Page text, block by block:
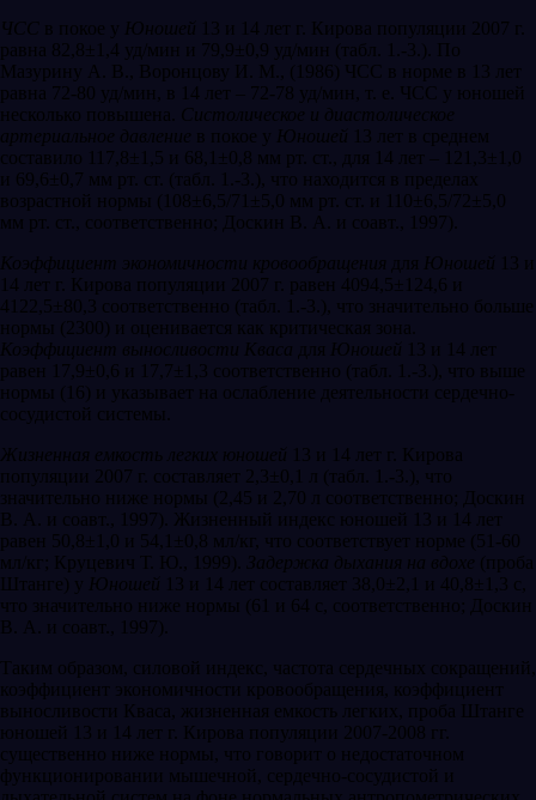
ЧСС
в покое у Юношей 13 и 14 лет г. Кирова популяции 2007 г.
равна 82,8±1,4 уд/мин и 79,9±0,9 уд/мин (табл. 1.-3.). По
Мазурину А. В., Воронцову И. М., (1986) ЧСС в норме в 13 лет
равна 72-80 уд/мин, в 14 лет – 72-78 уд/мин, т. е. ЧСС у юношей
несколько повышена. Систолическое и диастолическое
артериальное давление в покое у Юношей 13 лет в среднем
составило 117,8±1,5 и 68,1±0,8 мм рт. ст., для 14 лет – 121,3±1,0
и 69,6±0,7 мм рт. ст. (табл. 1.-3.), что находится в пределах
возрастной нормы (108±6,5/71±5,0 мм рт. ст. и 110±6,5/72±5,0
мм рт. ст., соответственно; Доскин В. А. и соавт., 1997).
Коэффициент экономичности кровообращения для Юношей 13 и
14 лет г. Кирова популяции 2007 г. равен 4094,5±124,6 и
4122,5±80,3 соответственно (табл. 1.-3.), что значительно больше
нормы (2300) и оценивается как критическая зона.
Коэффициент выносливости Кваса для Юношей 13 и 14 лет
равен 17,9±0,6 и 17,7±1,3 соответственно (табл. 1.-3.), что выше
нормы (16) и указывает на ослабление деятельности сердечно-
сосудистой системы.
Жизненная емкость легких юношей 13 и 14 лет г. Кирова
популяции 2007 г. составляет 2,3±0,1 л (табл. 1.-3.), что
значительно ниже нормы (2,45 и 2,70 л соответственно; Доскин
В. А. и соавт., 1997). Жизненный индекс юношей 13 и 14 лет
равен 50,8±1,0 и 54,1±0,8 мл/кг, что соответствует норме (51-60
мл/кг; Круцевич Т. Ю., 1999).
Задержка дыхания на вдохе (проба
Штанге) у Юношей 13 и 14 лет составляет 38,0±2,1 и 40,8±1,3 с,
что значительно ниже нормы (61 и 64 с, соответственно; Доскин
В. А. и соавт., 1997).
Таким образом, силовой индекс, частота сердечных сокращений,
коэффициент экономичности кровообращения, коэффициент
выносливости Кваса, жизненная емкость легких, проба Штанге
юношей 13 и 14 лет г. Кирова популяции 2007-2008 гг.
существенно ниже нормы, что говорит о недостаточном
функционировании мышечной, сердечно-сосудистой и